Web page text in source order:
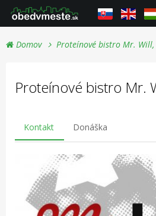
Domov Proteínové bistro Mr. Will,
Proteínové bistro Mr.
Kontakt Donáška